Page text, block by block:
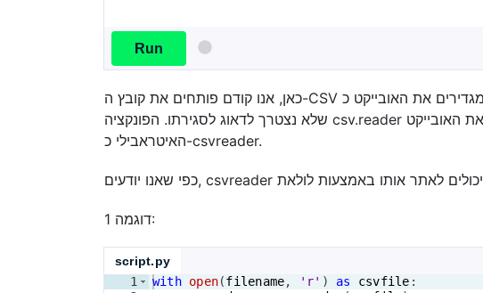
Run
כאן, אנו קודם פותחים את קובץ ה-CSV במצב קריאה ומגדירים את האובייקט כ-csvfile. אנו משתמשים במנהל הקשר לפתיחת הקובץ כדי
שלא נצטרך לדאוג לסגירתו. הפונקציה csv.reader לוקחת את אובייקט הקובץ כקלט ומחזירה אובייקט איטראבילי. אנו שומרים את האובייקט
האיטראבילי כ-csvreader.
דוגמה 1:
script.py
1
with open(filename, 'r' ) as csvfile :